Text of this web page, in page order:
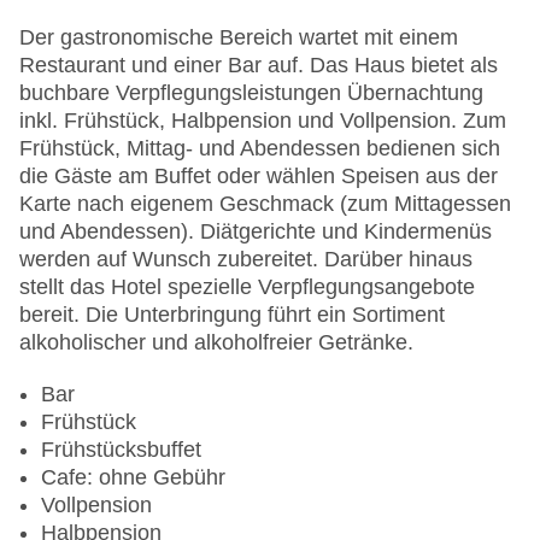
WLAN/WiFi im Hotel
Lift
Anzahl der Konferenzräume: 1
Anzahl der Aufzüge: 1
Zimmerservice: gegen Gebühr
Sonnenterrasse
Gesamtanzahl der Stockwerke: 5
Gesamtanzahl der Zimmer: 135
Pools:Kinderbecken, Indoor Pool, Outdoor Pool,
Sonnenschirme am Pool, Liegen am Pool,
Wasserrutsche
Zahlungsarten: American Express, Mastercard,
Landeskategorie: 4 Sterne
Der gastronomische Bereich wartet mit einem
Restaurant und einer Bar auf. Das Haus bietet als
buchbare Verpflegungsleistungen Übernachtung
inkl. Frühstück, Halbpension und Vollpension. Zum
Frühstück, Mittag- und Abendessen bedienen sich
die Gäste am Buffet oder wählen Speisen aus der
Karte nach eigenem Geschmack (zum Mittagessen
und Abendessen). Diätgerichte und Kindermenüs
werden auf Wunsch zubereitet. Darüber hinaus
stellt das Hotel spezielle Verpflegungsangebote
bereit. Die Unterbringung führt ein Sortiment
alkoholischer und alkoholfreier Getränke.
Bar
Frühstück
Frühstücksbuffet
Cafe: ohne Gebühr
Vollpension
Halbpension